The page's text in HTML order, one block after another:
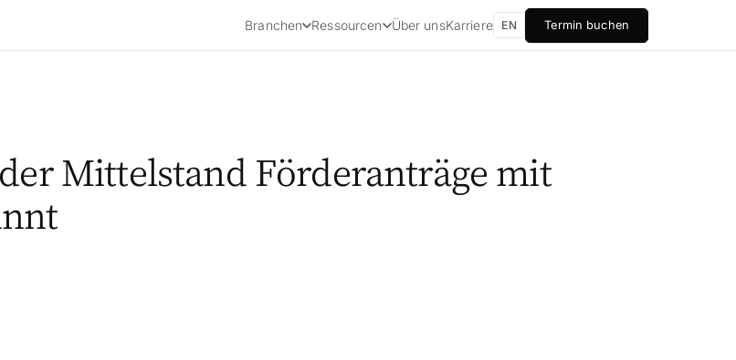
Branchen Ressourcen Über unsKarriere EN Termin buchen
Mittelstand Förderanträge mit